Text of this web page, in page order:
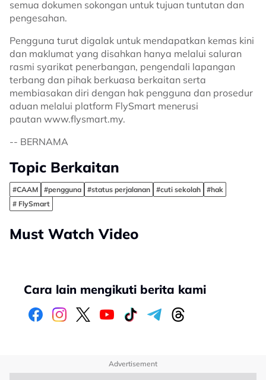
semua dokumen sokongan untuk tujuan tuntutan dan
pengesahan.
Pengguna turut digalak untuk mendapatkan kemas kini
dan maklumat yang disahkan hanya melalui saluran
rasmi syarikat penerbangan, pengendali lapangan
terbang dan pihak berkuasa berkaitan serta
membiasakan diri dengan hak pengguna dan prosedur
aduan melalui platform FlySmart menerusi
pautan www.flysmart.my.
-- BERNAMA
Topic Berkaitan
#CAAM #pengguna #status perjalanan #cuti sekolah
#hak
# FlySmart
Must Watch Video
Cara lain mengikuti berita kami
Advertisement